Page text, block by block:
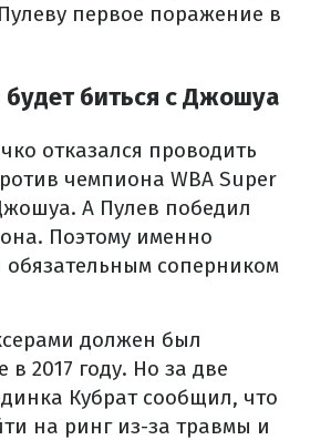
первое поражение в
биться с Джошуа
отказался проводить
чемпиона WBA Super
А Пулев победил
Поэтому именно
обязательным соперником
должен был
в 2017 году. Но за две
Кубрат сообщил, что
на ринг из-за травмы и